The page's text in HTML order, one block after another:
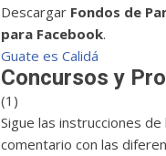
Descargar Fondos de
para Facebook.
Guate es Calidá
Concursos y
(1)
Sigue las instrucciones
comentario con las